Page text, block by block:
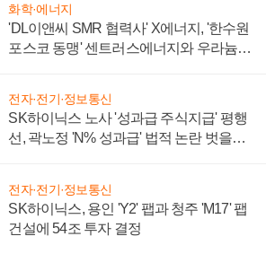
화학·에너지
'DL이앤씨 SMR 협력사' X에너지, '한수원
포스코 동맹' 센트러스에너지와 우라늄
전자·전기·정보통신
SK하이닉스 노사 '성과급 주식지급' 평행
선, 곽노정 'N% 성과급' 법적 논란 벗을지
전자·전기·정보통신
SK하이닉스, 용인 'Y2' 팹과 청주 'M17' 팹
건설에 54조 투자 결정